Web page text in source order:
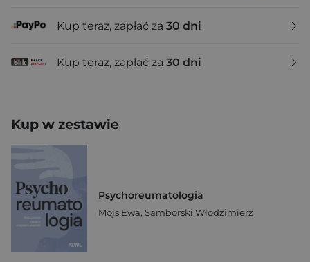
Kup teraz, zapłać za 30 dni
Kup teraz, zapłać za 30 dni
Kup w zestawie
Psychoreumatologia
Mojs Ewa, Samborski Włodzimierz